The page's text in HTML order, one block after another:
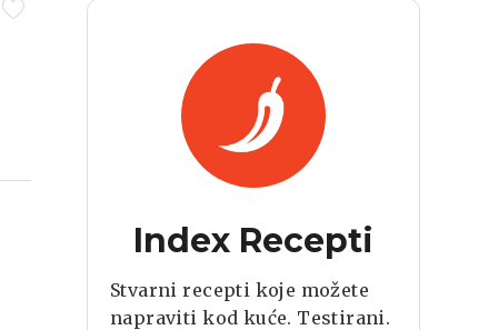
Index Recepti
Stvarni recepti koje možete
napraviti kod kuće. Testirani.